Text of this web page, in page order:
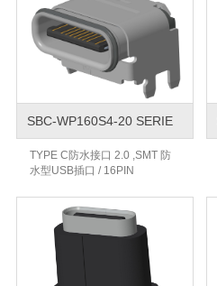
SBC-WP160S4-20 SERIE
TYPE C防水接口 2.0 ,SMT 防
水型USB插口 / 16PIN